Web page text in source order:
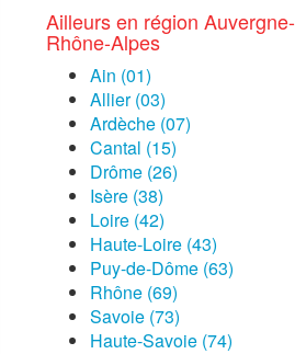
Ailleurs en région Auvergne-
Rhône-Alpes
Ain (01)
Allier (03)
Ardèche (07)
Cantal (15)
Drôme (26)
Isère (38)
Loire (42)
Haute-Loire (43)
Puy-de-Dôme (63)
Rhône (69)
Savoie (73)
Haute-Savoie (74)